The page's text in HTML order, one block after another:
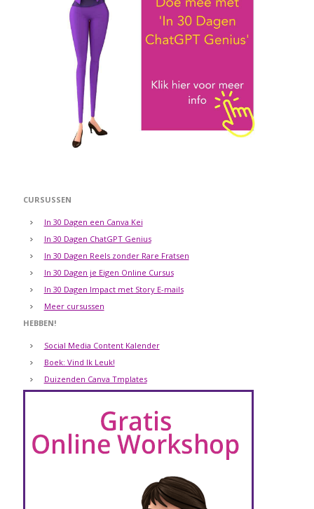
CURSUSSEN
In 30 Dagen een Canva Kei
In 30 Dagen ChatGPT Genius
In 30 Dagen Reels zonder Rare Fratsen
In 30 Dagen je Eigen Online Cursus
In 30 Dagen Impact met Story E-mails
Meer cursussen
HEBBEN!
Social Media Content Kalender
Boek: Vind Ik Leuk!
Duizenden Canva Tmplates